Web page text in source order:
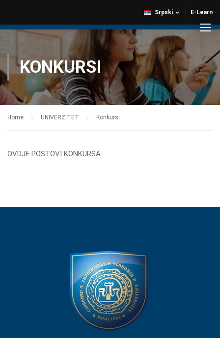
E-Learn
Srpski
KONKURSI
Home UNIVERZITET Konkursi
OVDJE POSTOVI KONKURSA